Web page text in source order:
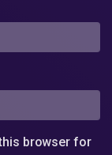
browser for